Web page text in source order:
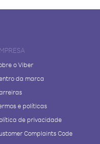
o Viber
da marca
e políticas
de privacidade
Complaints Code